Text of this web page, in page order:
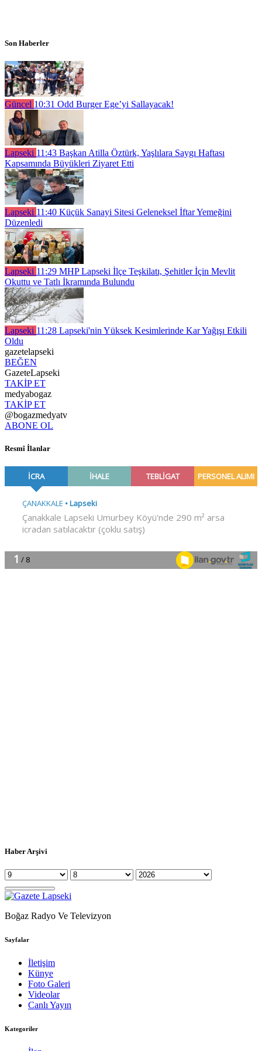
Son Haberler
Güncel 10:31 Odd Burger Ege’yi Sallayacak!
Lapseki 11:43 Başkan Atilla Öztürk, Yaşlılara Saygı Haftası
Kapsamında Büyükleri Ziyaret Etti
Lapseki 11:40 Küçük Sanayi Sitesi Geleneksel İftar Yemeğini
Düzenledi
Lapseki 11:29 MHP Lapseki İlçe Teşkilatı, Şehitler İçin Mevlit
Okuttu ve Tatlı İkramında Bulundu
Lapseki 11:28 Lapseki'nin Yüksek Kesimlerinde Kar Yağışı Etkili
Oldu
gazetelapseki
BEĞEN
GazeteLapseki
TAKİP ET
medyabogaz
TAKİP ET
@bogazmedyatv
ABONE OL
Resmî İlanlar
Haber Arşivi
Boğaz Radyo Ve Televizyon
Sayfalar
İletişim
Künye
Foto Galeri
Videolar
Canlı Yayın
Kategoriler